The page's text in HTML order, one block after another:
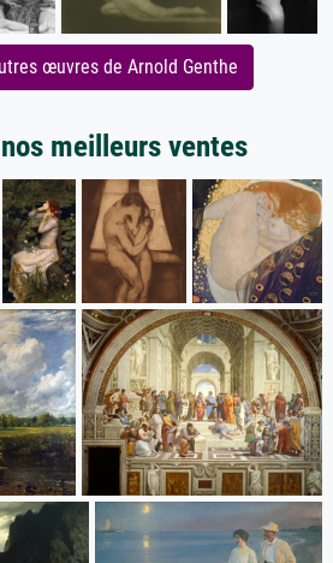
œuvres de Arnold Genthe
meilleurs ventes